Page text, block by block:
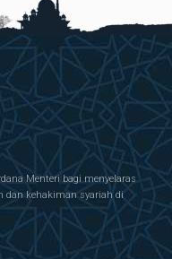
Menteri bagi menyelaras
dan kehakiman syariah di